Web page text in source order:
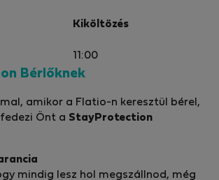
Kiköltözés
11:00
Bérlőknek
amikor a Flatio-n keresztül bérel,
Önt a StayProtection
mindig lesz hol megszállnod, még